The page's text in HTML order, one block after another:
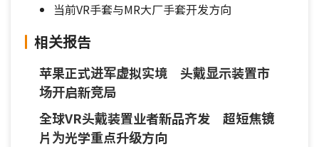
当前VR手套与MR大厂手套开发方向
相关报告
苹果正式进军虚拟实境 头戴显示装置市
场开启新竞局
全球VR头戴装置业者新品齐发 超短焦镜
片为光学重点升级方向